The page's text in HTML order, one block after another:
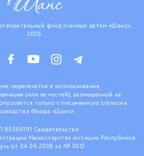
фонд помощи детям «Шанс»,
2026
перепечатка и использование
(или ее частей), размещенной на
только с письменного согласия
Фонда «Шанс».
Свидетельство
Министерства юстиции Республики
от 04.06.2008 за № 0012